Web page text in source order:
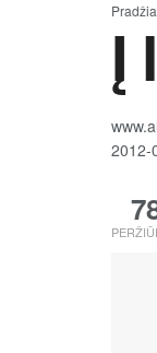
Pradžia
Į
2012-